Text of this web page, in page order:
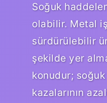
Soğuk
olabilir. Metal
sürdürülebilir
şekilde yer
konudur;
kazalarının